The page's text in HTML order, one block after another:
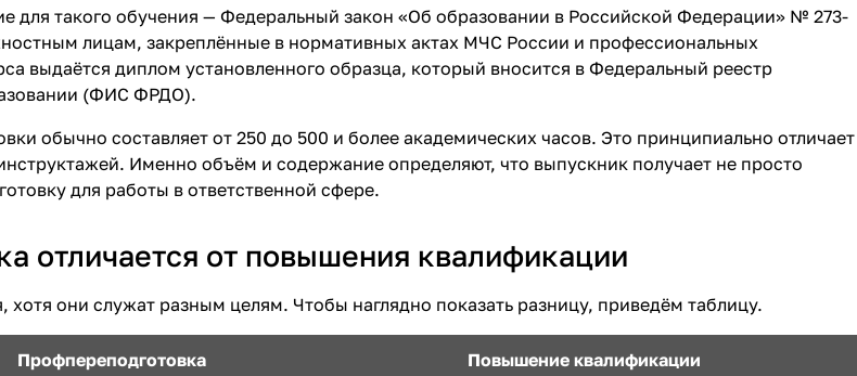
для такого обучения — Федеральный закон «Об образовании в Российской Федерации» № 273-
лицам, закреплённые в нормативных актах МЧС России и профессиональных
выдаётся диплом установленного образца, который вносится в Федеральный реестр
(ФИС ФРДО).
обычно составляет от 250 до 500 и более академических часов. Это принципиально отличает
Именно объём и содержание определяют, что выпускник получает не просто
для работы в ответственной сфере.
отличается от повышения квалификации
хотя они служат разным целям. Чтобы наглядно показать разницу, приведём таблицу.
Профпереподготовка Повышение квалификации